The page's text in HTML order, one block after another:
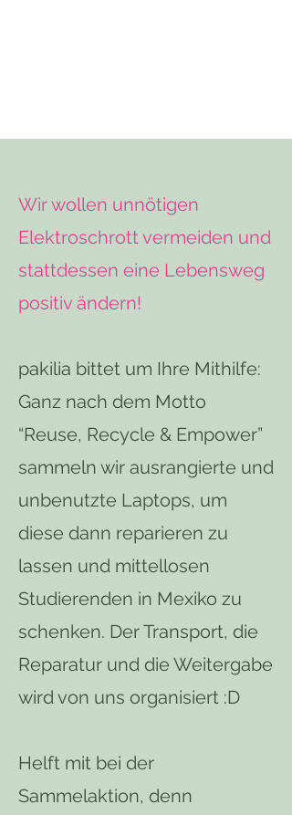
Wir wollen unnötigen
Elektroschrott vermeiden und
stattdessen eine Lebensweg
positiv ändern!
pakilia bittet um Ihre Mithilfe:
Ganz nach dem Motto
“Reuse, Recycle & Empower”
sammeln wir ausrangierte und
unbenutzte Laptops, um
diese dann reparieren zu
lassen und mittellosen
Studierenden in Mexiko zu
schenken. Der Transport, die
Reparatur und die Weitergabe
wird von uns organisiert :D
Helft mit bei der
Sammelaktion, denn